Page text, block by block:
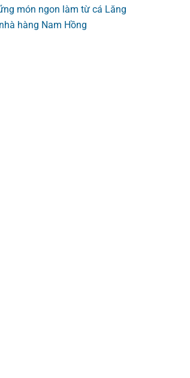
món ngon làm từ cá Lăng
hàng Nam Hồng